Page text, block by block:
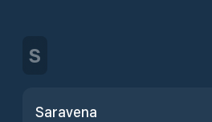
S
Saravena